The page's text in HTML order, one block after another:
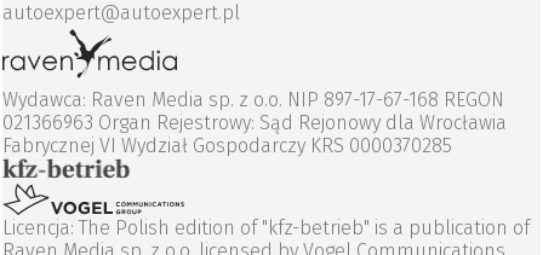
autoexpert@autoexpert.pl
Wydawca: Raven Media sp. z o.o. NIP 897-17-67-168 REGON
021366963 Organ Rejestrowy: Sąd Rejonowy dla Wrocławia
Fabrycznej VI Wydział Gospodarczy KRS 0000370285
Licencja: The Polish edition of "kfz-betrieb" is a publication of